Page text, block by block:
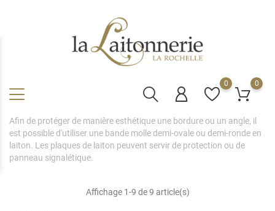
0 0
Afin de protéger de manière esthétique une bordure ou un angle, il
est possible d'utiliser une bande molle demi-ovale ou demi-ronde en
laiton. Les plaques de laiton peuvent servir de protection ou de
panneau signalétique.
Affichage 1-9 de 9 article(s)